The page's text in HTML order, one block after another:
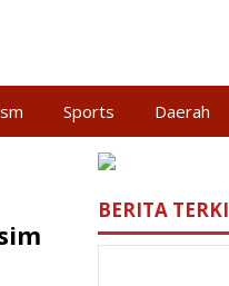
Sports Daerah
BERITA